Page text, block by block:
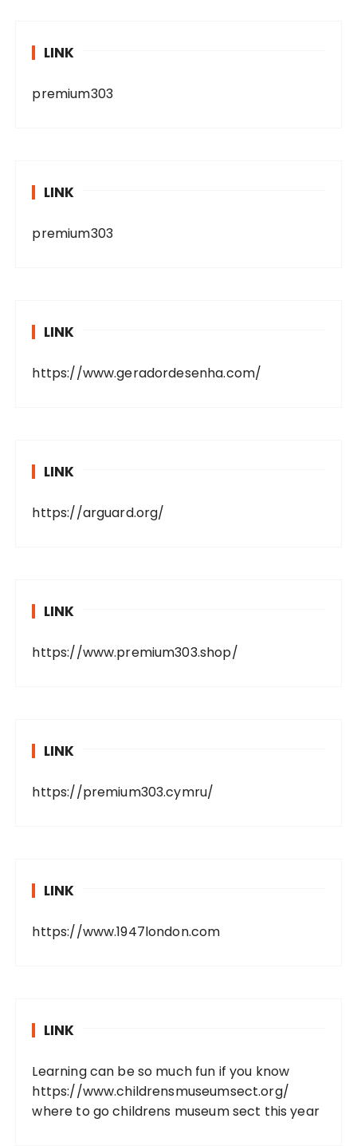
LINK
premium303
LINK
premium303
LINK
https://www.geradordesenha.com/
LINK
https://arguard.org/
LINK
https://www.premium303.shop/
LINK
https://premium303.cymru/
LINK
https://www.1947london.com
LINK
Learning can be so much fun if you know
https://www.childrensmuseumsect.org/
where to go childrens museum sect this year